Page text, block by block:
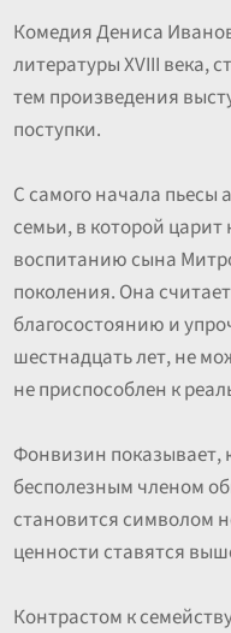
Комедия Дениса
литературы XVIII века,
тем произведения
поступки.
С самого начала
семьи, в которой
воспитанию сына
поколения. Она
благосостоянию и
шестнадцать лет, не
не приспособлен к
Фонвизин показывает,
бесполезным членом
становится символом
ценности ставятся
Контрастом к